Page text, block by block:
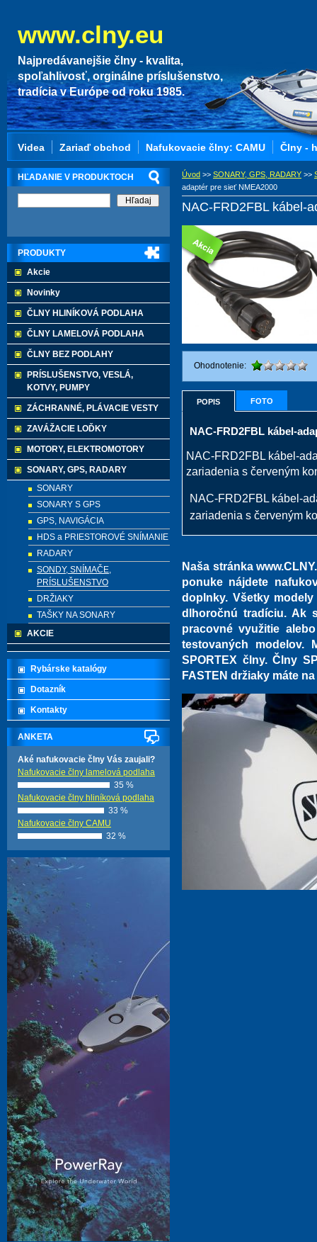
www.clny.eu
Najpredávanejšie člny - kvalita,
spoľahlivosť, orginálne príslušenstvo,
tradícia v Európe od roku 1985.
Úvod >> SONARY, GPS, RADARY >>
adaptér pre sieť NMEA2000
NAC-FRD2FBL kábel-
Ohodnotenie:
POPIS FOTO
NAC-FRD2FBL kábel-
NAC-FRD2FBL kábel-
zariadenia s červeným
NAC-FRD2FBL kábel-
zariadenia s červeným
Naša stránka
ponuke nájdete
doplnky. Všetky
dlhoročnú tradíciu. Ak
pracovné využitie
testovaných modelov.
SPORTEX člny. Člny
FASTEN držiaky máte
HĽADANIE V PRODUKTOCH
PRODUKTY
Akcie
Novinky
ČLNY HLINÍKOVÁ PODLAHA
ČLNY LAMELOVÁ PODLAHA
ČLNY BEZ PODLAHY
PRÍSLUŠENSTVO, VESLÁ,
KOTVY, PUMPY
ZÁCHRANNÉ, PLÁVACIE VESTY
ZAVÁŽACIE LOĎKY
MOTORY, ELEKTROMOTORY
SONARY, GPS, RADARY
SONARY
SONARY S GPS
GPS, NAVIGÁCIA
HDS a PRIESTOROVÉ SNÍMANIE
RADARY
SONDY, SNÍMAČE,
PRÍSLUŠENSTVO
DRŽIAKY
TAŠKY NA SONARY
AKCIE
Rybárske katalógy
Dotazník
Kontakty
ANKETA
Aké nafukovacie člny Vás zaujali?
Nafukovacie člny lamelová podlaha
35 %
Nafukovacie člny hliníková podlaha
33 %
Nafukovacie člny CAMU
32 %
Videa Zariaď obchod Nafukovacie člny: CAMU Člny -